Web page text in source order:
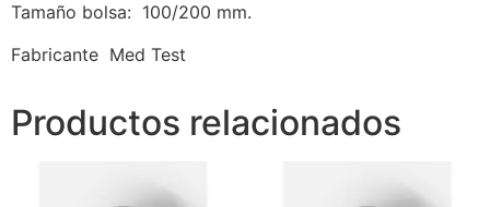
Tamaño bolsa: 100/200 mm.
Fabricante Med Test
Productos relacionados